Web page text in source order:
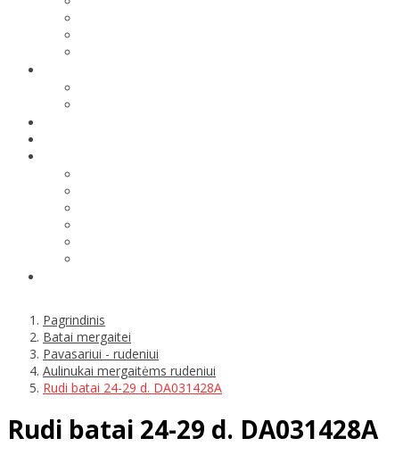
Pagrindinis
Batai mergaitei
Pavasariui - rudeniui
Aulinukai mergaitėms rudeniui
Rudi batai 24-29 d. DA031428A
Rudi batai 24-29 d. DA031428A